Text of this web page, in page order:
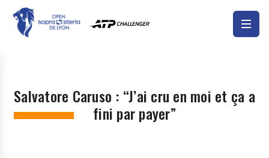
Salvatore Caruso : “J’ai cru en moi et ça a
fini par payer”